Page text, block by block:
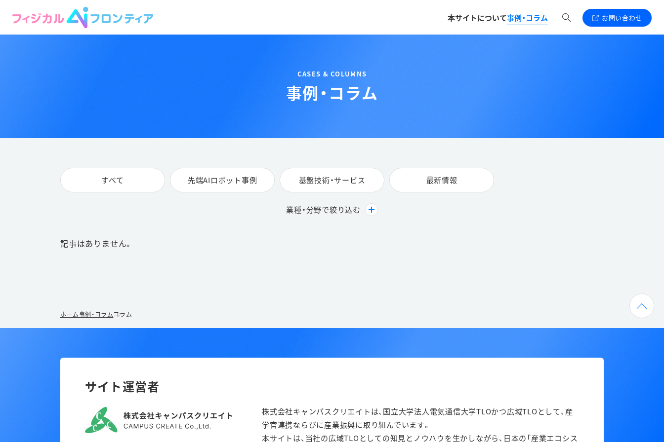
本サイトについて事例・コラム お問い合わせ
事例・コラム
すべて 先端AIロボット事例 基盤技術・サービス 最新情報
業種・分野で絞り込む
記事はありません。
ホーム事例・コラムコラム
サイト運営者
株式会社キャンパスクリエイトは、国立大学法人電気通信大学TLOかつ広域TLOとして、産
学官連携ならびに産業振興に取り組んでいます。
本サイトは、当社の広域TLOとしての知見とノウハウを生かしながら、日本の「産業エコシス